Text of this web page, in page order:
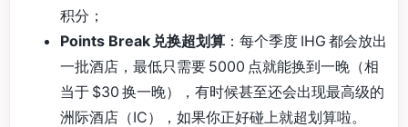
积分；
Points Break 兑换超划算 ：每个季度 IHG 都会放出
一批酒店，最低只需要 5000 点就能换到一晚（相
当于 $30 换一晚），有时候甚至还会出现最高级的
洲际酒店（IC），如果你正好碰上就超划算啦。